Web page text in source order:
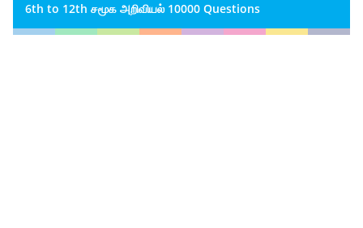
6th to 12th சமூக அறிவியல் 10000 Questions